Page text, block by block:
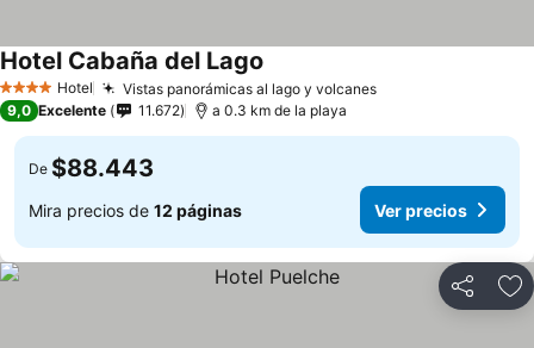
4 EstrellasHotel Vistas panorámicas al lago y volcanesVer precios
Hotel Cabaña del Lago
9,0 Excelente 11.672 a 0.3 km de la playa
De $88.443
Mira precios de 12 páginas Ver precios
Compartir